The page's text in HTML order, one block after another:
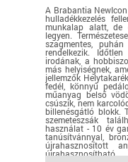
akciók
Regisztrálj az
Regisztrálj az
Regisztrálj az
Bébi
Regisztrálj az
Regisztrálj az
Regisztrálj az
Regisztrálj az
Regisztrálj az
A Brabantia
hulladékkezelés
munkalap alatt, de
legyen.
szagmentes,
rendelkezik.
irodának, a
más helyiségnek,
jellemzők
fedél, könnyű
műanyag belső
csúszik, nem
billenésgátló blokk.
szemeteszsák
használat - 10 év
tanúsítvánnyal,
újrahasznosított
újrahasznosítható.